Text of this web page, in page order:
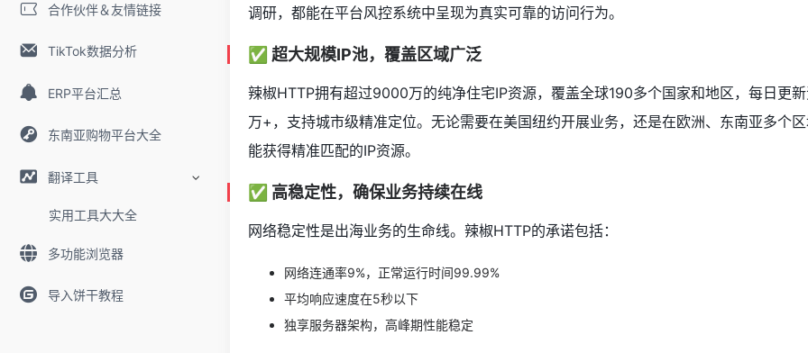
合作伙伴＆友情链接
TikTok数据分析
ERP平台汇总
东南亚购物平台大全
翻译工具
实用工具大大全
多功能浏览器
导入饼干教程
调研，都能在平台风控系统中呈现为真实可靠的访问行为。
✅ 超大规模IP池，覆盖区域广泛
辣椒HTTP拥有超过9000万的纯净住宅IP资源，覆盖全球190多个国家和地区，每日更
万+，支持城市级精准定位。无论需要在美国纽约开展业务，还是在欧洲、东南亚多个
能获得精准匹配的IP资源。
✅ 高稳定性，确保业务持续在线
网络稳定性是出海业务的生命线。辣椒HTTP的承诺包括：
网络连通率9%，正常运行时间99.99%
平均响应速度在5秒以下
独享服务器架构，高峰期性能稳定